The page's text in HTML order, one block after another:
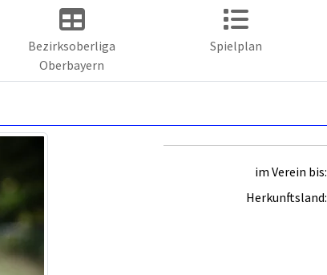
Bezirksoberliga
Oberbayern
Spielplan
im Verein bis:
Herkunftsland: